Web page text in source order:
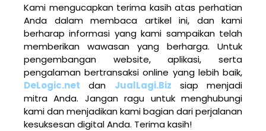
Kami mengucapkan terima kasih atas perhatian
Anda dalam membaca artikel ini, dan kami
berharap informasi yang kami sampaikan telah
memberikan wawasan yang berharga. Untuk
pengembangan website, aplikasi, serta
pengalaman bertransaksi online yang lebih baik,
DeLogic.net dan JualLagi.Biz siap menjadi
mitra Anda. Jangan ragu untuk menghubungi
kami dan menjadikan kami bagian dari perjalanan
kesuksesan digital Anda. Terima kasih!